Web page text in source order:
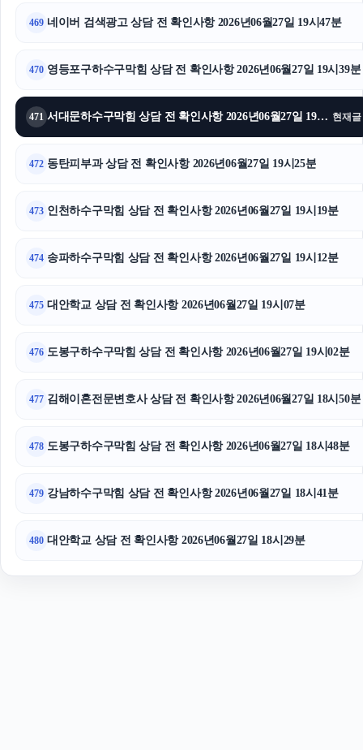
469 네이버 검색광고 상담 전 확인사항 2026년06월27일 19시47분
470 영등포구하수구막힘 상담 전 확인사항 2026년06월27일 19시39분
471 서대문하수구막힘 상담 전 확인사항 2026년06월27일 19시31분 현재글
472 동탄피부과 상담 전 확인사항 2026년06월27일 19시25분
473 인천하수구막힘 상담 전 확인사항 2026년06월27일 19시19분
474 송파하수구막힘 상담 전 확인사항 2026년06월27일 19시12분
475 대안학교 상담 전 확인사항 2026년06월27일 19시07분
476 도봉구하수구막힘 상담 전 확인사항 2026년06월27일 19시02분
477 김해이혼전문변호사 상담 전 확인사항 2026년06월27일 18시50분
478 도봉구하수구막힘 상담 전 확인사항 2026년06월27일 18시48분
479 강남하수구막힘 상담 전 확인사항 2026년06월27일 18시41분
480 대안학교 상담 전 확인사항 2026년06월27일 18시29분